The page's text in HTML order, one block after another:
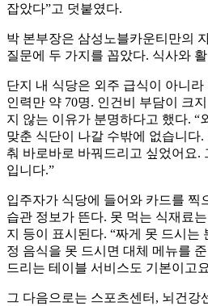
잡았다”고 덧붙였다.
박 본부장은 삼성노블카운티만의
질문에 두 가지를 꼽았다. 식사와
단지 내 식당은 외주 급식이 아니
인력만 약 70명. 인건비 부담이 크
지 않는 이유가 분명하다고 했다. “
맞춘 식단이 나갈 수밖에 없습니다
춰 바로바로 바꿔드리고 싶었어요.
입니다.”
입주자가 식당에 들어와 카드를 찍
습관 정보가 뜬다. 못 먹는 식재료
지 등이 표시된다. “짜게 못 드시는
정 음식을 못 드시면 대체 메뉴를
드리는 테이블 서비스도 기본이고
그 다음으로는 스포츠센터, 뇌건강